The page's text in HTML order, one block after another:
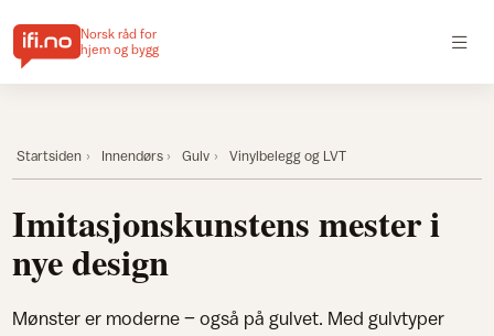
Norsk råd for
hjem og bygg
Startsiden Innendørs Gulv Vinylbelegg og LVT
Imitasjonskunstens mester i
nye design
Mønster er moderne – også på gulvet. Med gulvtyper